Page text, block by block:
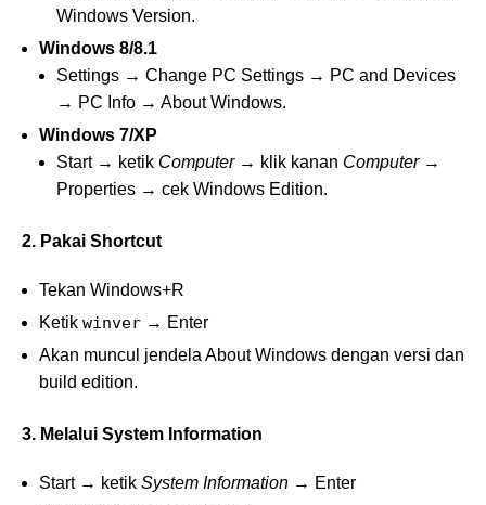
Windows Version.
Windows 8/8.1
Settings → Change PC Settings → PC and Devices
→ PC Info → About Windows.
Windows 7/XP
Start → ketik Computer→ klik kanan Computer→
Properties → cek Windows Edition.
2. Pakai Shortcut
Tekan Windows+R
Ketik winver → Enter
Akan muncul jendela About Windows dengan versi dan
build edition.
3. Melalui System Information
Start → ketik System Information → Enter